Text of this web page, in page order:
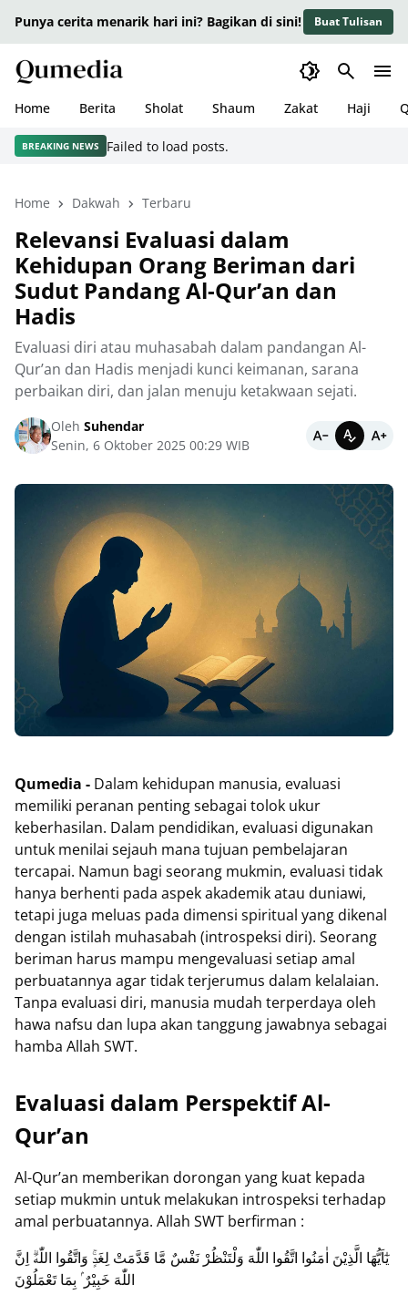
Punya cerita menarik hari ini? Bagikan di sini! Buat Tulisan
Home Berita Sholat Shaum Zakat Haji
BREAKING NEWS Failed to load posts.
Home Dakwah Terbaru
Relevansi Evaluasi dalam
Kehidupan Orang Beriman dari
Sudut Pandang Al-Qur’an dan
Hadis
Evaluasi diri atau muhasabah dalam pandangan Al-
Qur’an dan Hadis menjadi kunci keimanan, sarana
perbaikan diri, dan jalan menuju ketakwaan sejati.
Oleh Suhendar
Senin, 6 Oktober 2025 00:29 WIB
Qumedia - Dalam kehidupan manusia, evaluasi
memiliki peranan penting sebagai tolok ukur
keberhasilan. Dalam pendidikan, evaluasi digunakan
untuk menilai sejauh mana tujuan pembelajaran
tercapai. Namun bagi seorang mukmin, evaluasi tidak
hanya berhenti pada aspek akademik atau duniawi,
tetapi juga meluas pada dimensi spiritual yang dikenal
dengan istilah muhasabah (introspeksi diri). Seorang
beriman harus mampu mengevaluasi setiap amal
perbuatannya agar tidak terjerumus dalam kelalaian.
Tanpa evaluasi diri, manusia mudah terperdaya oleh
hawa nafsu dan lupa akan tanggung jawabnya sebagai
hamba Allah SWT.
Evaluasi dalam Perspektif Al-
Qur’an
Al-Qur’an memberikan dorongan yang kuat kepada
setiap mukmin untuk melakukan introspeksi terhadap
amal perbuatannya. Allah SWT berfirman :
يٰٓاَيُّهَا الَّذِيْنَ اٰمَنُوا اتَّقُوا اللّٰهَ وَلْتَنْظُرْ نَفْسٌ مَّا قَدَّمَتْ لِغَدٍۚ وَاتَّقُوا اللّٰهَۗ اِنَّ
اللّٰهَ خَبِيْرٌ ۢ بِمَا تَعْمَلُوْنَ